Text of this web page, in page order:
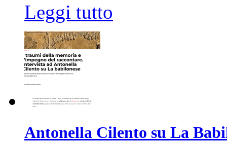
Leggi tutto
Antonella Cilento su La